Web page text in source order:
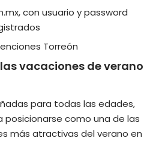
con usuario y password
Torreón
vacaciones de verano
para todas las edades,
posicionarse como una de las
más atractivas del verano en